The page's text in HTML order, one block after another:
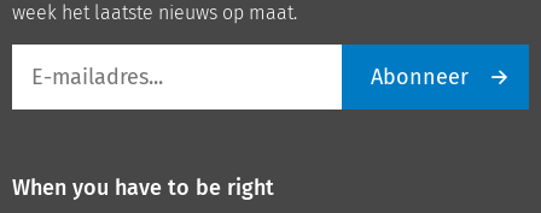
week het laatste nieuws op maat.
mailadres
Abonneer
When you have to be right